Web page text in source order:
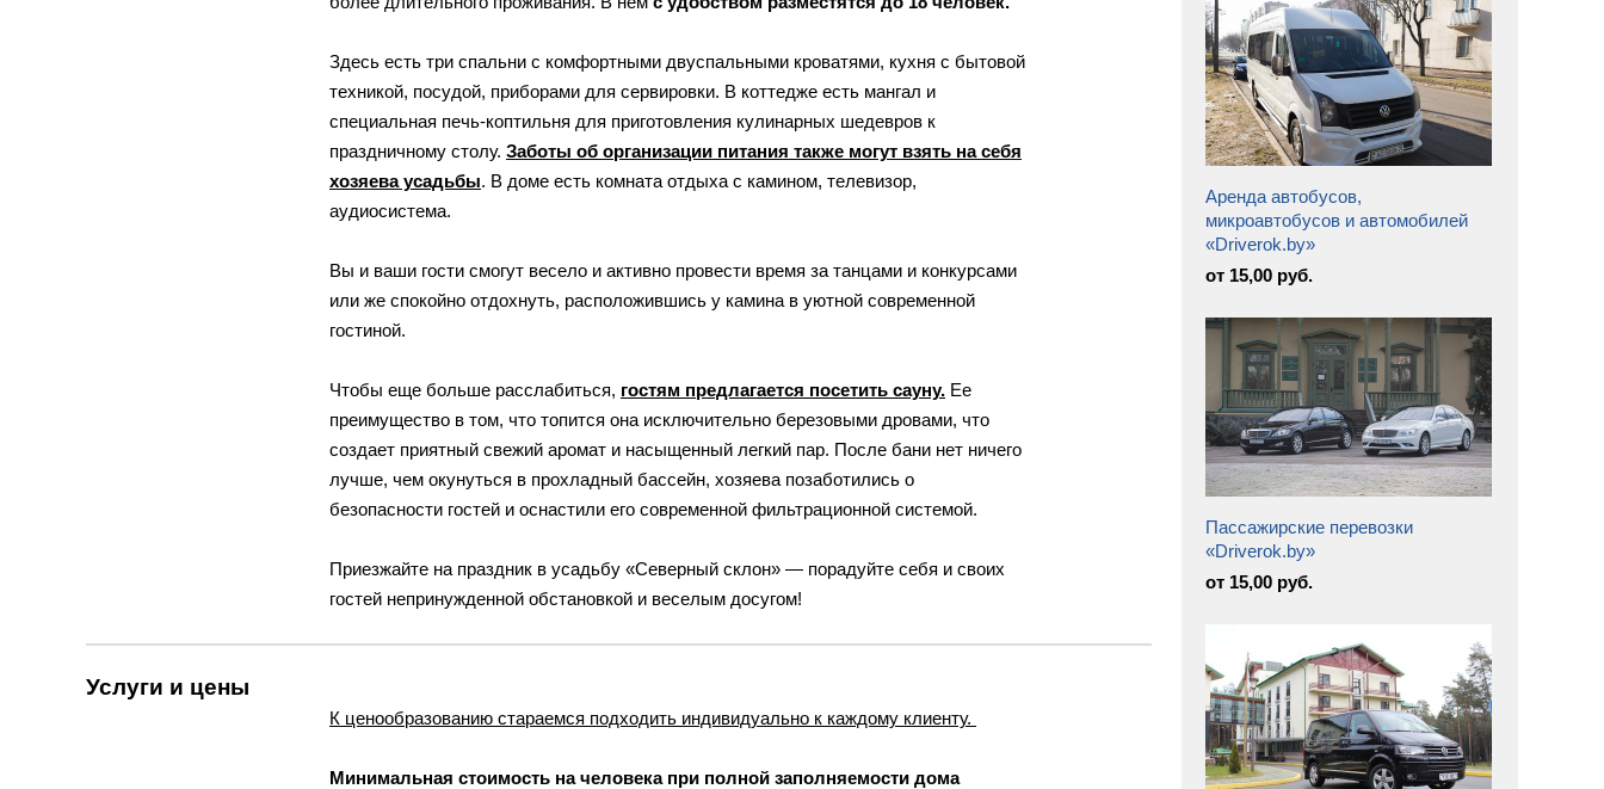
Здесь есть три спальни с комфортными двуспальными кроватями, кухня с бытовой
техникой, посудой, приборами для сервировки. В коттедже есть мангал и
специальная печь-коптильня для приготовления кулинарных шедевров к
праздничному столу. Заботы об организации питания также могут взять на себя
хозяева усадьбы. В доме есть комната отдыха с камином, телевизор,
аудиосистема.
Вы и ваши гости смогут весело и активно провести время за танцами и конкурсами
или же спокойно отдохнуть, расположившись у камина в уютной современной
гостиной.
Чтобы еще больше расслабиться, гостям предлагается посетить сауну. Ее
преимущество в том, что топится она исключительно березовыми дровами, что
создает приятный свежий аромат и насыщенный легкий пар. После бани нет ничего
лучше, чем окунуться в прохладный бассейн, хозяева позаботились о
безопасности гостей и оснастили его современной фильтрационной системой.
Приезжайте на праздник в усадьбу «Северный склон» — порадуйте себя и своих
гостей непринужденной обстановкой и веселым досугом!
Услуги и цены
К ценообразованию стараемся подходить индивидуально к каждому клиенту.
Минимальная стоимость на человека при полной заполняемости дома
Аренда автобусов,
микроавтобусов и автомобилей
«Driverok.by»
от 15,00 руб.
Пассажирские перевозки
«Driverok.by»
от 15,00 руб.